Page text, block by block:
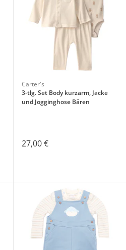
Carter's
3-tlg. Set Body kurzarm, Jacke
und Jogginghose Bären
27,00 €